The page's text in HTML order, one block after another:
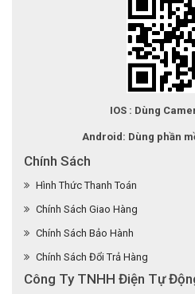
IOS : Dùng
Android: Dùng phần
Chính Sách
Hình Thức Thanh Toán
Chính Sách Giao Hàng
Chính Sách Bảo Hành
Chính Sách Đổi Trả Hàng
Công Ty TNHH Điện Tự